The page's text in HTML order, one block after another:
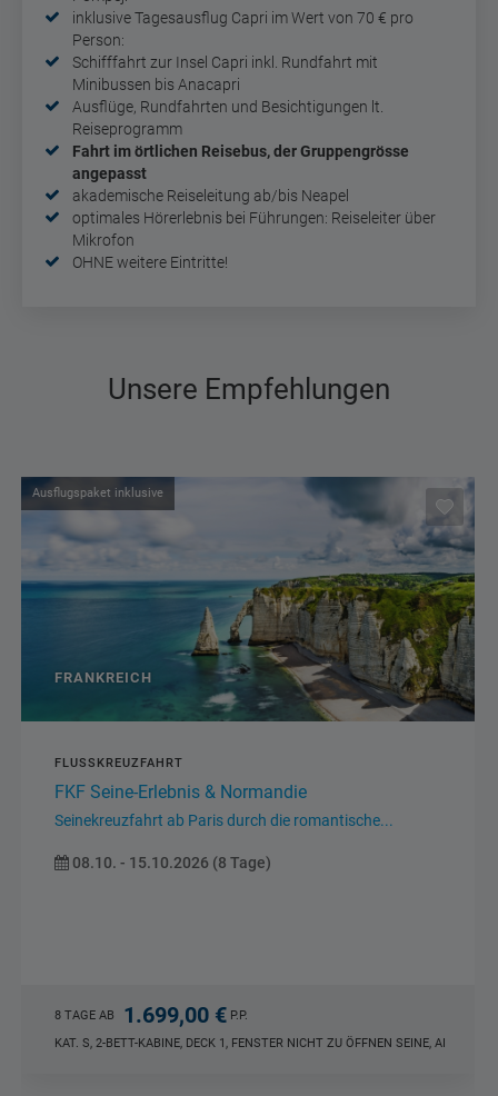
inklusive Tagesausflug Capri im Wert von 70 € pro
Person:
Schifffahrt zur Insel Capri inkl. Rundfahrt mit
Minibussen bis Anacapri
Ausflüge, Rundfahrten und Besichtigungen lt.
Reiseprogramm
Fahrt im örtlichen Reisebus, der Gruppengrösse
angepasst
akademische Reiseleitung ab/bis Neapel
optimales Hörerlebnis bei Führungen: Reiseleiter über
Mikrofon
OHNE weitere Eintritte!
Unsere Empfehlungen
Eintrittspaket inklusive
ITALIEN
STUDIENREISE
FLUGREISE
VORSCHAU
Monreale - Palermo - Agrigent -...
8 TAGE AB 1.699,00 €P.P.
DOPPELZIMMER DU/WC SIZILIEN, HP